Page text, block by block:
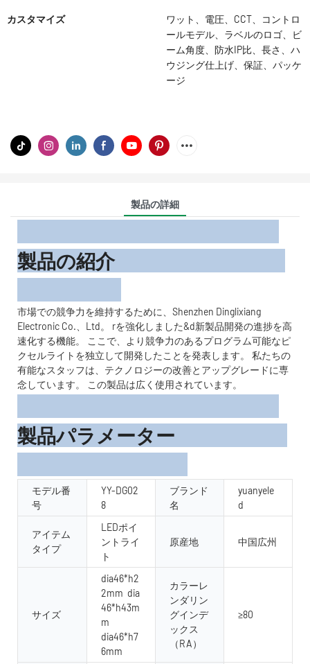
カスタマイズ
ワット、電圧、CCT、コントロ
ールモデル、ラベルのロゴ、ビ
ーム角度、防水IP比、長さ、ハ
ウジング仕上げ、保証、パッケ
ージ
製品の詳細
製品の紹介
市場での競争力を維持するために、Shenzhen Dinglixiang
Electronic Co.、Ltd。 rを強化しました&d新製品開発の進捗を高
速化する機能。 ここで、より競争力のあるプログラム可能なピ
クセルライトを独立して開発したことを発表します。 私たちの
有能なスタッフは、テクノロジーの改善とアップグレードに専
念しています。 この製品は広く使用されています。
製品パラメーター
モデル番
号
YY-DG02
8
ブランド
名
yuanyele
d
アイテム
タイプ
LEDポイ
ントライ
ト
原産地 中国広州
サイズ
dia46*h2
2mm dia
46*h43m
m
dia46*h7
6mm
カラーレ
ンダリン
グインデ
ックス
（RA）
≥80